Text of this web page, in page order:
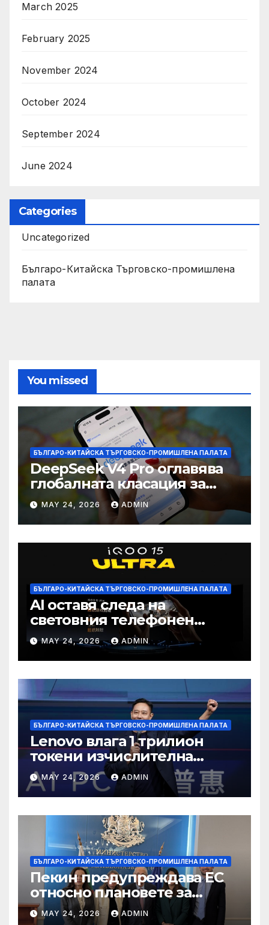
March 2025
February 2025
November 2024
October 2024
September 2024
June 2024
Categories
Uncategorized
Българо-Китайска Търговско-промишлена
палaта
You missed
БЪЛГАРО-КИТАЙСКА ТЪРГОВСКО-ПРОМИШЛЕНА ПАЛAТА
DeepSeek V4 Pro оглавява
глобалната класация за
печалба след 75%
намаление на цената
MAY 24, 2026 ADMIN
БЪЛГАРО-КИТАЙСКА ТЪРГОВСКО-ПРОМИШЛЕНА ПАЛAТА
AI оставя следа на
световния телефонен
пазар
MAY 24, 2026 ADMIN
БЪЛГАРО-КИТАЙСКА ТЪРГОВСКО-ПРОМИШЛЕНА ПАЛAТА
Lenovo влага 1 трилион
токени изчислителна
мощност в AI екосистемата
MAY 24, 2026 ADMIN
БЪЛГАРО-КИТАЙСКА ТЪРГОВСКО-ПРОМИШЛЕНА ПАЛAТА
Пекин предупреждава ЕС
относно плановете за
насочване към китайски
MAY 24, 2026 ADMIN